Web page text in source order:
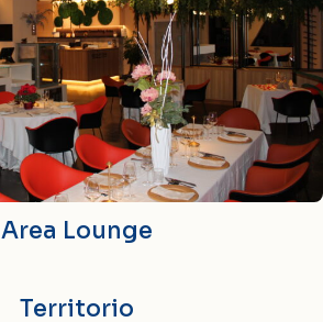
Area Lounge
Territorio